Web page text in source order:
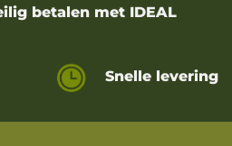
betalen met IDEAL
Snelle levering